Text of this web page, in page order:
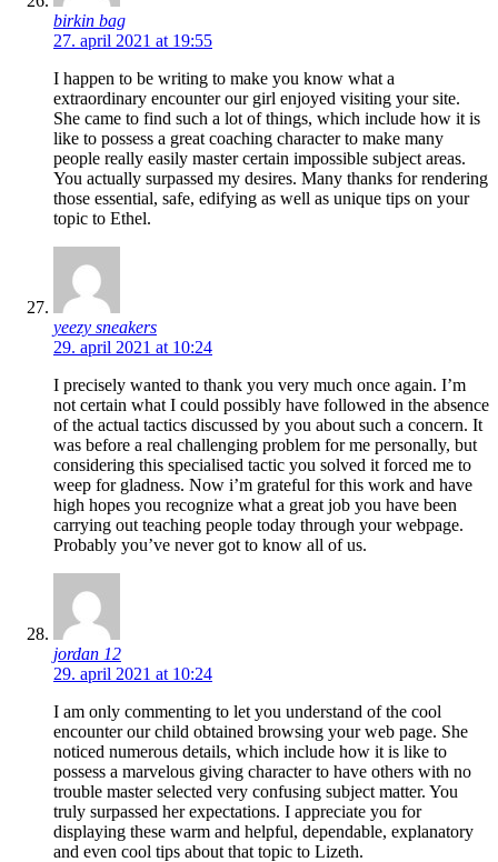
birkin bag
27. april 2021 at 19:55
I happen to be writing to make you know what a
extraordinary encounter our girl enjoyed visiting your site.
She came to find such a lot of things, which include how it is
like to possess a great coaching character to make many
people really easily master certain impossible subject areas.
You actually surpassed my desires. Many thanks for rendering
those essential, safe, edifying as well as unique tips on your
topic to Ethel.
yeezy sneakers
29. april 2021 at 10:24
I precisely wanted to thank you very much once again. I’m
not certain what I could possibly have followed in the absence
of the actual tactics discussed by you about such a concern. It
was before a real challenging problem for me personally, but
considering this specialised tactic you solved it forced me to
weep for gladness. Now i’m grateful for this work and have
high hopes you recognize what a great job you have been
carrying out teaching people today through your webpage.
Probably you’ve never got to know all of us.
jordan 12
29. april 2021 at 10:24
I am only commenting to let you understand of the cool
encounter our child obtained browsing your web page. She
noticed numerous details, which include how it is like to
possess a marvelous giving character to have others with no
trouble master selected very confusing subject matter. You
truly surpassed her expectations. I appreciate you for
displaying these warm and helpful, dependable, explanatory
and even cool tips about that topic to Lizeth.